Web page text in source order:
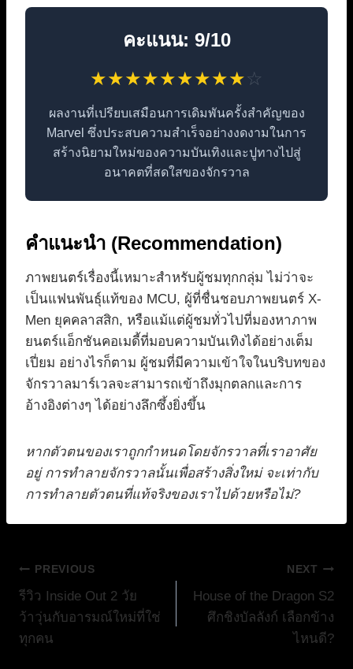
คะแนน: 9/10
★★★★★★★★★☆
ผลงานที่เปรียบเสมือนการเดิมพันครั้งสำคัญของ
Marvel ซึ่งประสบความสำเร็จอย่างงดงามในการ
สร้างนิยามใหม่ของความบันเทิงและปูทางไปสู่
อนาคตที่สดใสของจักรวาล
คำแนะนำ (Recommendation)
ภาพยนตร์เรื่องนี้เหมาะสำหรับผู้ชมทุกกลุ่ม ไม่ว่าจะ
เป็นแฟนพันธุ์แท้ของ MCU, ผู้ที่ชื่นชอบภาพยนตร์ X-
Men ยุคคลาสสิก, หรือแม้แต่ผู้ชมทั่วไปที่มองหาภาพ
ยนตร์แอ็กชันคอเมดี้ที่มอบความบันเทิงได้อย่างเต็ม
เปี่ยม อย่างไรก็ตาม ผู้ชมที่มีความเข้าใจในบริบทของ
จักรวาลมาร์เวลจะสามารถเข้าถึงมุกตลกและการ
อ้างอิงต่างๆ ได้อย่างลึกซึ้งยิ่งขึ้น
หากตัวตนของเราถูกกำหนดโดยจักรวาลที่เราอาศัย
อยู่ การทำลายจักรวาลนั้นเพื่อสร้างสิ่งใหม่ จะเท่ากับ
การทำลายตัวตนที่แท้จริงของเราไปด้วยหรือไม่?
แนะแนว
เรื่อง
PREVIOUS
รีวิว Inside Out 2 วัย
ว้าวุ่นกับอารมณ์ใหม่ที่ใช่
ทุกคน
NEXT
House of the Dragon S2
ศึกชิงบัลลังก์ เลือกข้าง
ไหนดี?